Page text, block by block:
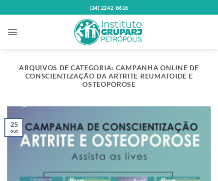
to
(24) 2242-8616
ARQUIVOS DE CATEGORIA: CAMPANHA ONLINE DE
CONSCIENTIZAÇÃO DA ARTRITE REUMATOIDE E
OSTEOPOROSE
25
out